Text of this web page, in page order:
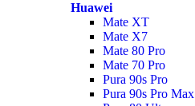
Huawei
Mate XT
Mate X7
Mate 80 Pro
Mate 70 Pro
Pura 90s Pro
Pura 90s Pro Max